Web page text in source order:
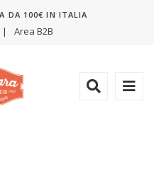
DA 100€ IN ITALIA
Area B2B